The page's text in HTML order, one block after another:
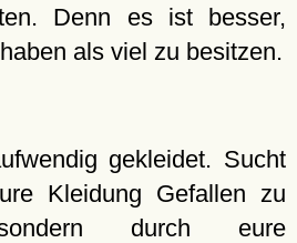
Denn es ist besser,
als viel zu besitzen.
gekleidet. Sucht
Kleidung Gefallen zu
durch eure